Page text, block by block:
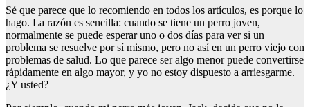
Sé que parece que lo recomiendo en todos los artículos, es porque lo
hago. La razón es sencilla: cuando se tiene un perro joven,
normalmente se puede esperar uno o dos días para ver si un
problema se resuelve por sí mismo, pero no así en un perro viejo con
problemas de salud. Lo que parece ser algo menor puede convertirse
rápidamente en algo mayor, y yo no estoy dispuesto a arriesgarme.
¿Y usted?